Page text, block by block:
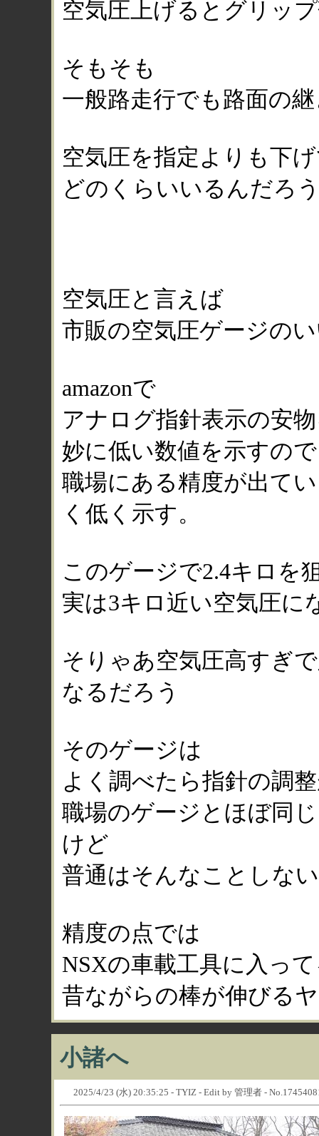
空気圧上げるとグリッ
そもそも
一般路走行でも路面の
空気圧を指定よりも下
どのくらいいるんだろ
空気圧と言えば
市販の空気圧ゲージの
amazonで
アナログ指針表示の安
妙に低い数値を示すので
職場にある精度が出て
く低く示す。
このゲージで2.4キロを
実は3キロ近い空気圧に
そりゃあ空気圧高すぎ
なるだろう
そのゲージは
よく調べたら指針の調
職場のゲージとほぼ同
けど
普通はそんなことしな
精度の点では
NSXの車載工具に入っ
昔ながらの棒が伸びる
小諸へ
2025/4/23 (水) 20:35:25 - TYIZ - Edit by 管理者 -